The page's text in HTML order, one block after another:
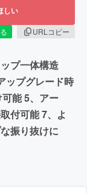
しい
URLコピー
プ一体構造
ップグレード時
能 5、アー
付可能 7、よ
振り抜けに